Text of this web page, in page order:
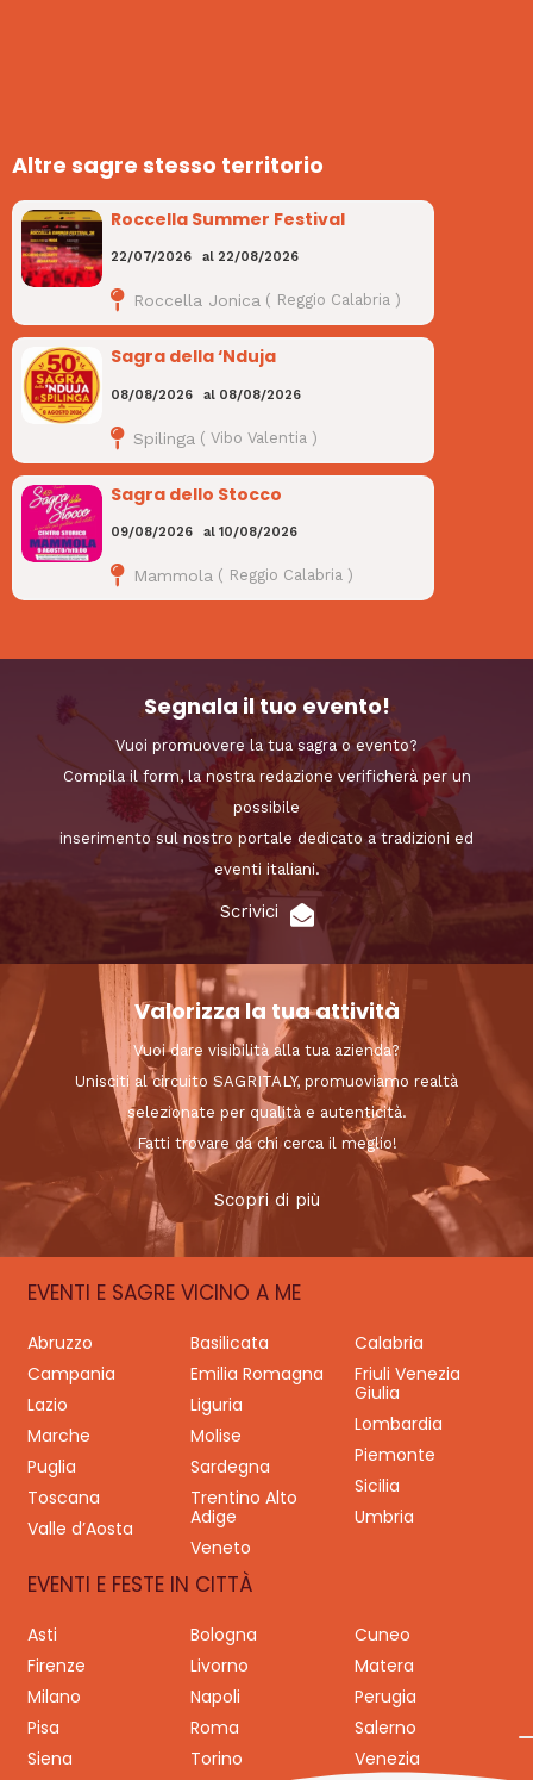
Altre sagre stesso territorio
Roccella Summer Festival
22/07/2026 al 22/08/2026
Roccella Jonica ( Reggio Calabria )
Sagra della ‘Nduja
08/08/2026 al 08/08/2026
Spilinga (Vibo Valentia )
Sagra dello Stocco
09/08/2026 al10/08/2026
Mammola ( Reggio Calabria )
Segnala il tuo evento!
Vuoi promuovere la tua sagra o evento?
Compila il form, la nostra redazione verificherà per un
possibile
inserimento sul nostro portale dedicato a tradizioni ed
eventi italiani.
Scrivici
Valorizza la tua attività
Vuoi dare visibilità alla tua azienda?
Unisciti al circuito SAGRITALY, promuoviamo realtà
selezionate per qualità e autenticità.
Fatti trovare da chi cerca il meglio!
Scopri di più
EVENTI E SAGRE VICINO A ME
Abruzzo Basilicata
Calabria
Campania
Emilia Romagna
Friuli Venezia
Giulia
Lazio
Liguria
Lombardia
Marche
Molise
Piemonte
Puglia
Sardegna
Sicilia
Toscana
Trentino Alto
Adige
Umbria
Valle d’Aosta
Veneto
EVENTI E FESTE IN CITTÀ
Asti Bologna
Cuneo
Firenze
Livorno
Matera
Milano
Napoli
Perugia
Pisa
Roma
Salerno
Siena
Torino Venezia